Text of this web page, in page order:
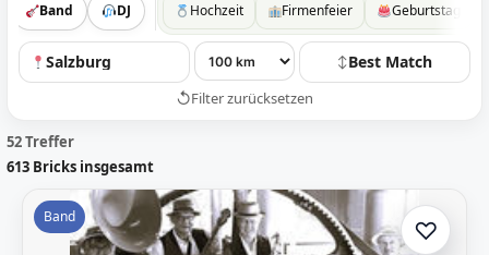
Band DJ Hochzeit Firmenfeier Geburtstag
Salzburg ↕Best Match
↺Filter zurücksetzen
52 Treffer
613 Bricks insgesamt
Band ♡Zur